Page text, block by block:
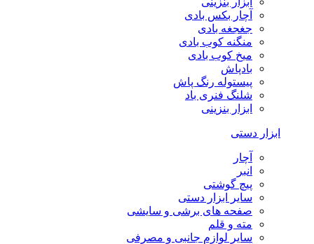
آچار بکس بادی
جغجغه بادی
منگنه کوب بادی
میخ کوب بادی
بادپاش
پیستوله رنگ پاش
شلنگ فنری باد
ابزار بنزینی
ابزار دستی
آچار
انبر
پیچ گوشتی
سایر ابزار دستی
صفحه های برشی و سایشی
مته و قلم
سایر لوازم جانبی و مصرفی